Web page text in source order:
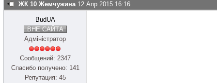
ЖК 10 Жемчужина 12 Апр 2015 16:16
BudUA
ВНЕ САЙТА
Адміністратор
Сообщений: 2347
Спасибо получено: 141
Репутация: 45